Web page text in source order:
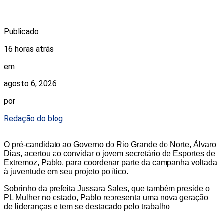
Publicado
16 horas atrás
em
agosto 6, 2026
por
Redação do blog
O pré-candidato ao Governo do Rio Grande do Norte, Álvaro
Dias, acertou ao convidar o jovem secretário de Esportes de
Extremoz, Pablo, para coordenar parte da campanha voltada
à juventude em seu projeto político.
Sobrinho da prefeita Jussara Sales, que também preside o
PL Mulher no estado, Pablo representa uma nova geração
de lideranças e tem se destacado pelo trabalho